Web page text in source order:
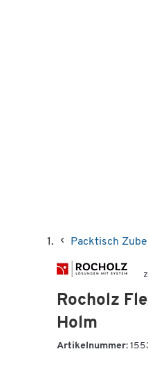
Packtisch
Rocholz
Holm
Artikelnummer: